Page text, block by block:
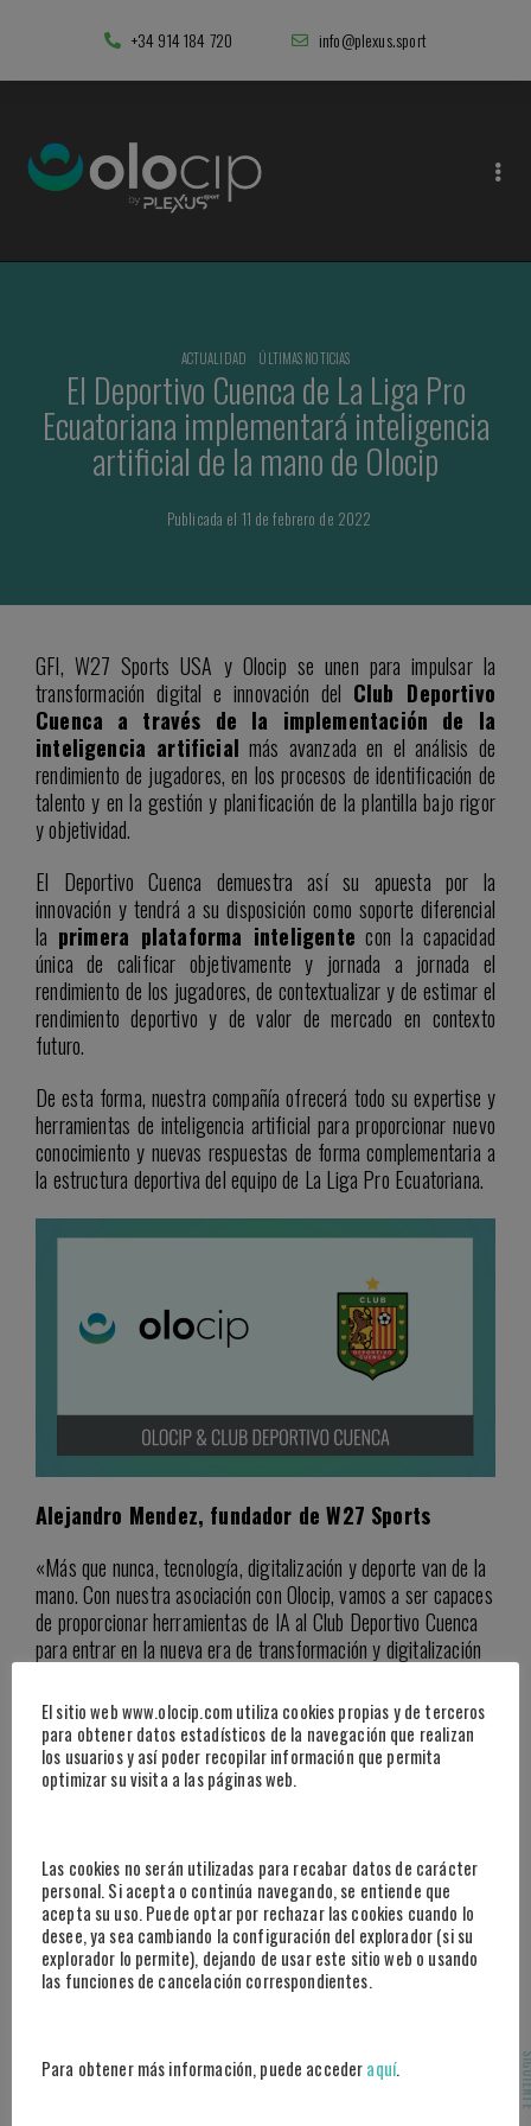
+34 914 184 720 info@plexus.sport
ACTUALIDAD ÚLTIMAS NOTICIAS
El Deportivo Cuenca de La Liga Pro
Ecuatoriana implementará inteligencia
artificial de la mano de Olocip
Publicada el 11 de febrero de 2022
GFI, W27 Sports USA y Olocip se unen para impulsar la
transformación digital e innovación del Club Deportivo
Cuenca a través de la implementación de la
inteligencia artificial más avanzada en el análisis de
rendimiento de jugadores, en los procesos de identificación de
talento y en la gestión y planificación de la plantilla bajo rigor
y objetividad.
El Deportivo Cuenca demuestra así su apuesta por la
innovación y tendrá a su disposición como soporte diferencial
la primera plataforma inteligente con la capacidad
única de calificar objetivamente y jornada a jornada el
rendimiento de los jugadores, de contextualizar y de estimar el
rendimiento deportivo y de valor de mercado en contexto
futuro.
De esta forma, nuestra compañía ofrecerá todo su expertise y
herramientas de inteligencia artificial para proporcionar nuevo
conocimiento y nuevas respuestas de forma complementaria a
la estructura deportiva del equipo de La Liga Pro Ecuatoriana.
Alejandro Mendez, fundador de W27 Sports
«Más que nunca, tecnología, digitalización y deporte van de la
mano. Con nuestra asociación con Olocip, vamos a ser capaces
de proporcionar herramientas de IA al Club Deportivo Cuenca
para entrar en la nueva era de transformación y digitalización
Granero y su equipo,y nos enorgullece ser pioneros en la
aplicación de IA en Norte y Sudamérica».
Esteban Granero, CEO y fundador de Olocip
elegido a Olocip para su desarrollo tecnológico. Su afán por
mejorar e innovar en el deporte mediante la implementación de
IA en el departamento deportivo del equipo les convierte en
pioneros en el mundo del fútbol. Apostar por la tecnología
significará un salto cualitativo para seguir evolucionando de
forma diferencial y distinguida”.
El sitio web www.olocip.com utiliza cookies propias y de terceros
para obtener datos estadísticos de la navegación que realizan
los usuarios y así poder recopilar información que permita
optimizar su visita a las páginas web.
Las cookies no serán utilizadas para recabar datos de carácter
personal. Si acepta o continúa navegando, se entiende que
acepta su uso. Puede optar por rechazar las cookies cuando lo
desee, ya sea cambiando la configuración del explorador (si su
explorador lo permite), dejando de usar este sitio web o usando
las funciones de cancelación correspondientes.
Para obtener más información, puede accederaquí.